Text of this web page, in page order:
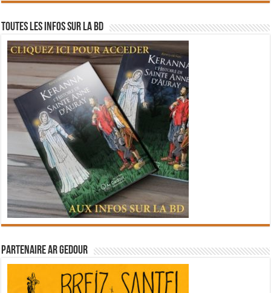
Toutes les infos sur la BD
Partenaire Ar Gedour